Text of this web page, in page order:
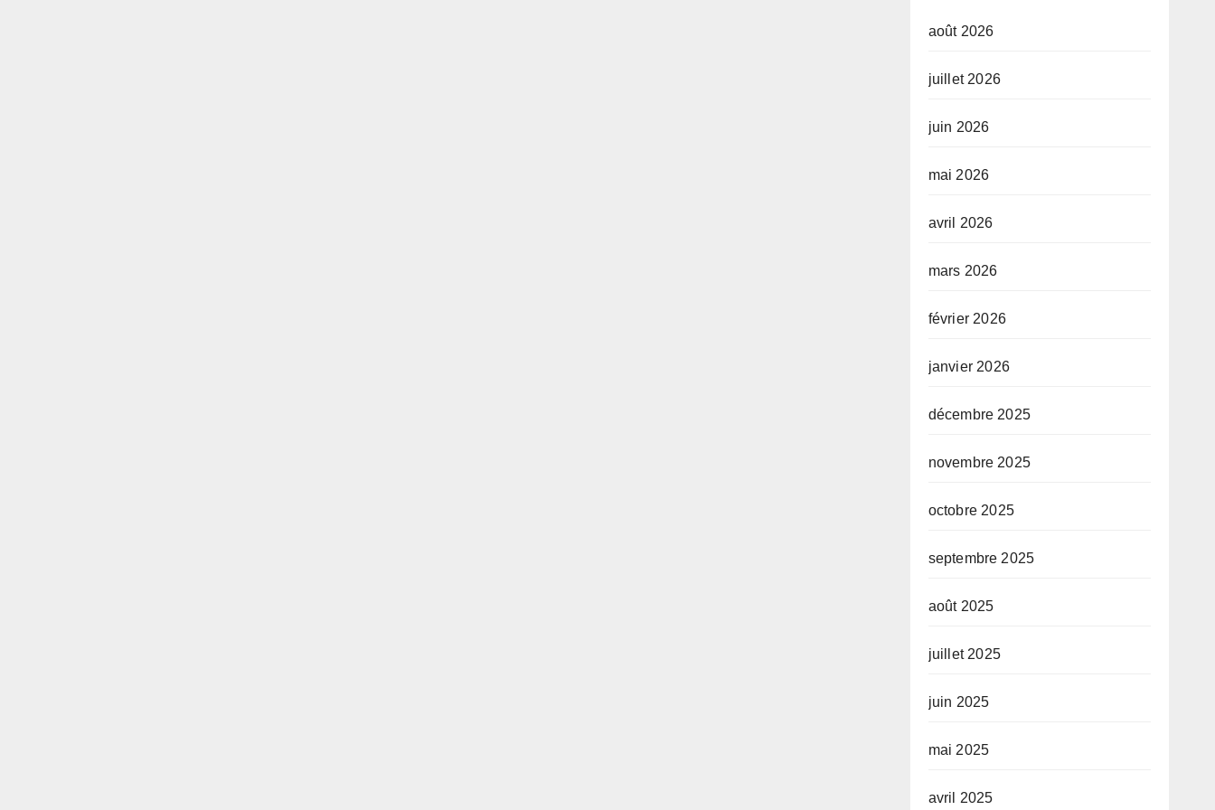
août 2026
juillet 2026
juin 2026
mai 2026
avril 2026
mars 2026
février 2026
janvier 2026
décembre 2025
novembre 2025
octobre 2025
septembre 2025
août 2025
juillet 2025
juin 2025
mai 2025
avril 2025